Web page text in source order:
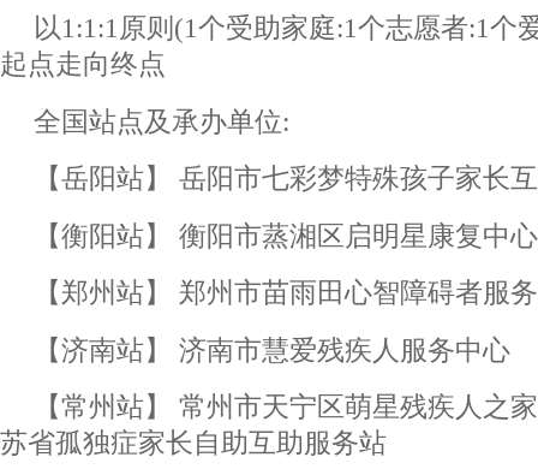
以1:1:1原则(1个受助家庭:1个志愿者:1个
起点走向终点
全国站点及承办单位:
【岳阳站】 岳阳市七彩梦特殊孩子家长
【衡阳站】 衡阳市蒸湘区启明星康复中心
【郑州站】 郑州市苗雨田心智障碍者服
【济南站】 济南市慧爱残疾人服务中心
【常州站】 常州市天宁区萌星残疾人之
苏省孤独症家长自助互助服务站